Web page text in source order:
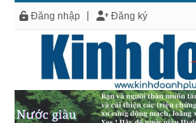
Đăng nhập Đăng ký